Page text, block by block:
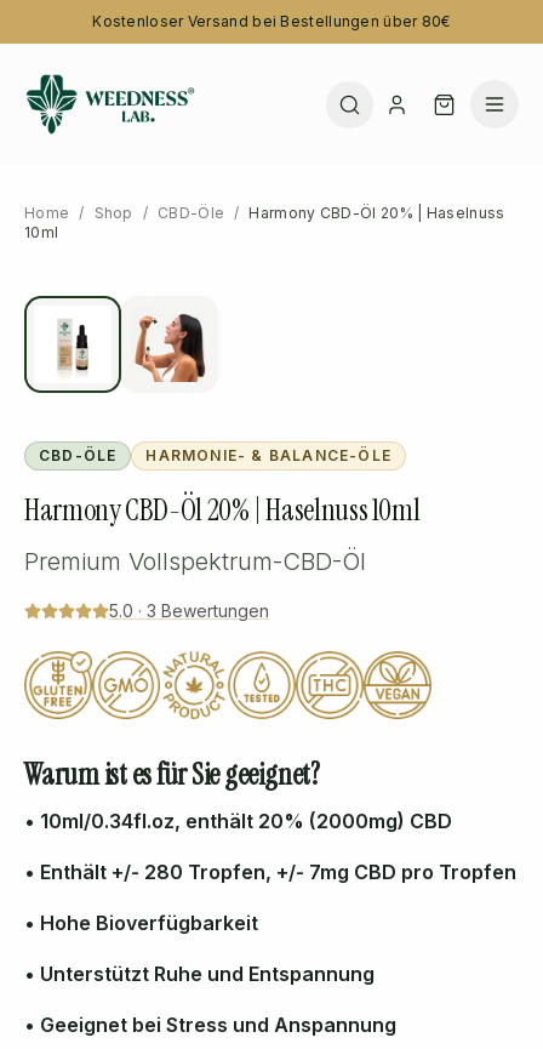
Kostenloser Versand bei Bestellungen über 80€
Home / Shop / CBD-Öle / Harmony CBD-Öl 20% | Haselnuss
10ml
CBD-ÖLE HARMONIE- & BALANCE-ÖLE
Harmony CBD-Öl 20% | Haselnuss 10ml
Premium Vollspektrum-CBD-Öl
5.0 · 3 Bewertungen
Warum ist es für Sie geeignet?
• 10ml/0.34fl.oz, enthält 20% (2000mg) CBD
• Enthält +/- 280 Tropfen, +/- 7mg CBD pro Tropfen
• Hohe Bioverfügbarkeit
• Unterstützt Ruhe und Entspannung
• Geeignet bei Stress und Anspannung